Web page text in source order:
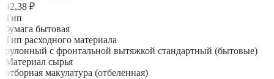
92,38 ₽
Тип
бумага бытовая
Тип расходного материала
рулонный с фронтальной вытяжкой стандартный (бытовые)
Материал сырья
отборная макулатура (отбеленная)